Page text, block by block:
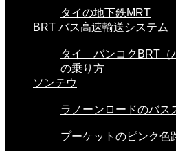
タイの地下鉄MRT
BRT バス高速輸送システム
タイ バンコクBRT（
の乗り方
ソンテウ
ラノーンロードのバス
プーケットのピンク色